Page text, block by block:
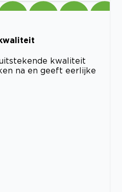
kwaliteit
na en geeft eerlijke